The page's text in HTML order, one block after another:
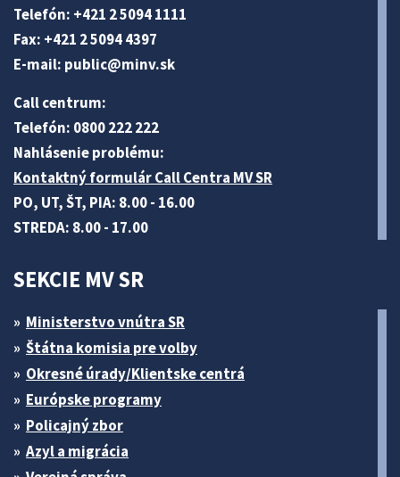
Telefón: +421 2 5094 1111
Fax: +421 2 5094 4397
E-mail: public@minv.sk
Call centrum:
Telefón: 0800 222 222
Nahlásenie problému:
Kontaktný formulár Call Centra MV SR
PO, UT, ŠT, PIA: 8.00 - 16.00
STREDA: 8.00 - 17.00
SEKCIE MV SR
Ministerstvo vnútra SR
Štátna komisia pre volby
Okresné úrady/Klientske centrá
Európske programy
Policajný zbor
Azyl a migrácia